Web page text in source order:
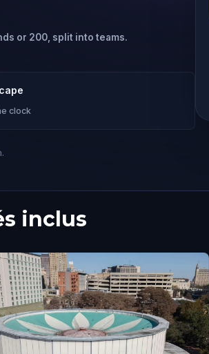
or 200, split into teams.
clock
inclus